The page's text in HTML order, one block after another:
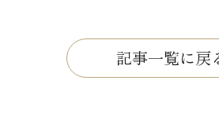
記事一覧に戻